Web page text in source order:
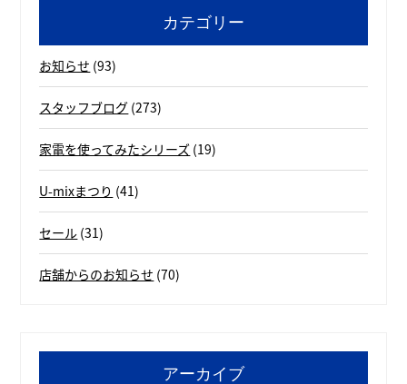
カテゴリー
お知らせ (93)
スタッフブログ (273)
家電を使ってみたシリーズ (19)
U-mixまつり (41)
セール (31)
店舗からのお知らせ (70)
アーカイブ